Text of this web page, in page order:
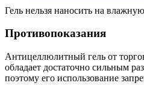
Гель нельзя наносить на
Противопоказания
Антицеллюлитный гель от
обладает достаточно сильным
поэтому его использование